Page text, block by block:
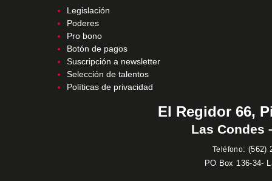
Legislación
Poderes
Pro bono
Botón de pagos
Suscripción a newsletter
Selección de talentos
Políticas de privacidad
El Regidor 66,
Las Condes
Teléfono: (562)
PO Box 136-34-